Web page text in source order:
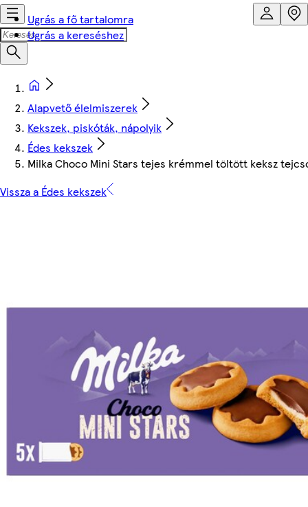
Ugrás a fő tartalomra
Ugrás a kereséshez
Alapvető élelmiszerek
Kekszek, piskóták, nápolyik
Édes kekszek
Milka Choco Mini Stars tejes krémmel töltött keksz
Vissza a Édes kekszek